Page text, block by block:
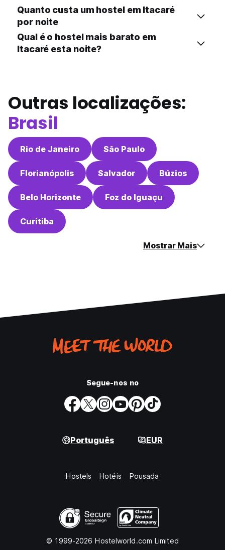
Quanto custa um hostel em Itacaré
por noite
Qual é o hostel mais barato em
Itacaré esta noite?
Outras localizações:
Brasil
Rio de Janeiro São Paulo
Florianópolis Salvador Búzios
Belo Horizonte Foz do Iguaçu
Curitiba
Mostrar Mais
Segue-nos no
Português EUR
Hostels Hotéis Pousada
© 1999-2026 Hostelworld.com Limited